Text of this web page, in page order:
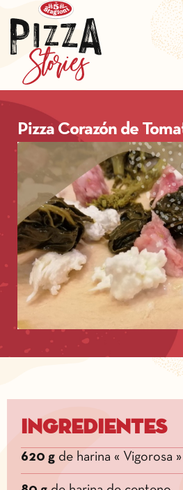
Pizza Corazón de
Ingredientes
620 g de harina « Vigorosa »